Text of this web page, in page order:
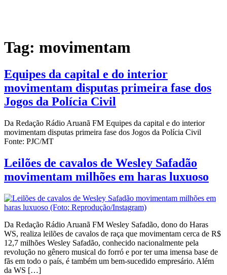
Tag: movimentam
Equipes da capital e do interior
movimentam disputas primeira fase dos
Jogos da Polícia Civil
Da Redação Rádio Aruanã FM Equipes da capital e do interior
movimentam disputas primeira fase dos Jogos da Polícia Civil
Fonte: PJC/MT
Leilões de cavalos de Wesley Safadão
movimentam milhões em haras luxuoso
Da Redação Rádio Aruanã FM Wesley Safadão, dono do Haras
WS, realiza leilões de cavalos de raça que movimentam cerca de R$
12,7 milhões Wesley Safadão, conhecido nacionalmente pela
revolução no gênero musical do forró e por ter uma imensa base de
fãs em todo o país, é também um bem-sucedido empresário. Além
da WS […]